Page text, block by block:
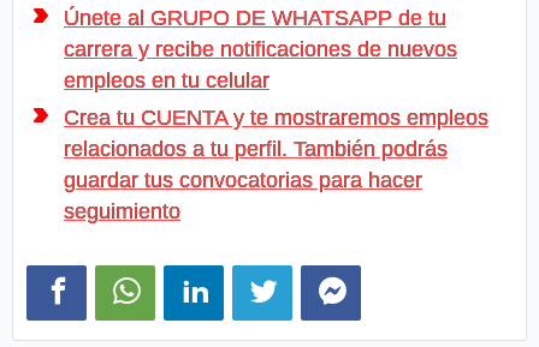
Únete al GRUPO DE WHATSAPP de tu
carrera y recibe notificaciones de nuevos
empleos en tu celular
Crea tu CUENTA y te mostraremos empleos
relacionados a tu perfil. También podrás
guardar tus convocatorias para hacer
seguimiento